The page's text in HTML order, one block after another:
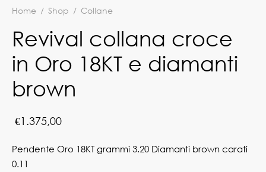
Home / Shop / Collane
Revival collana croce
in Oro 18KT e diamanti
brown
€1.375,00
Pendente Oro 18KT grammi 3.20 Diamanti brown carati
0.11